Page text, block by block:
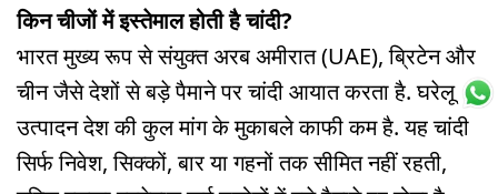
किन चीजों में इस्तेमाल होती है चांदी?
भारत मुख्य रूप से संयुक्त अरब अमीरात (UAE), ब्रिटेन और
चीन जैसे देशों से बड़े पैमाने पर चांदी आयात करता है. घरेलू
उत्पादन देश की कुल मांग के मुकाबले काफी कम है. यह चांदी
सिर्फ निवेश, सिक्कों, बार या गहनों तक सीमित नहीं रहती,